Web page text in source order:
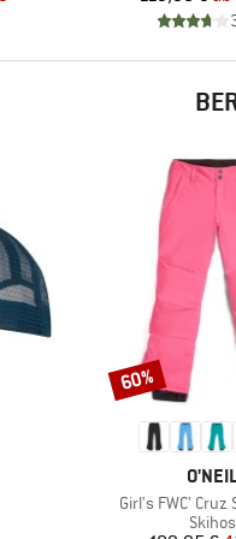
Artikel
Girl's FWC' Cruz
Rabatt
60%